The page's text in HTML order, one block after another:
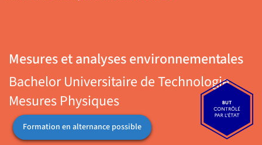
Mesures et analyses environnementales
Bachelor Universitaire de Technologie
Mesures Physiques
Formation en alternance possible